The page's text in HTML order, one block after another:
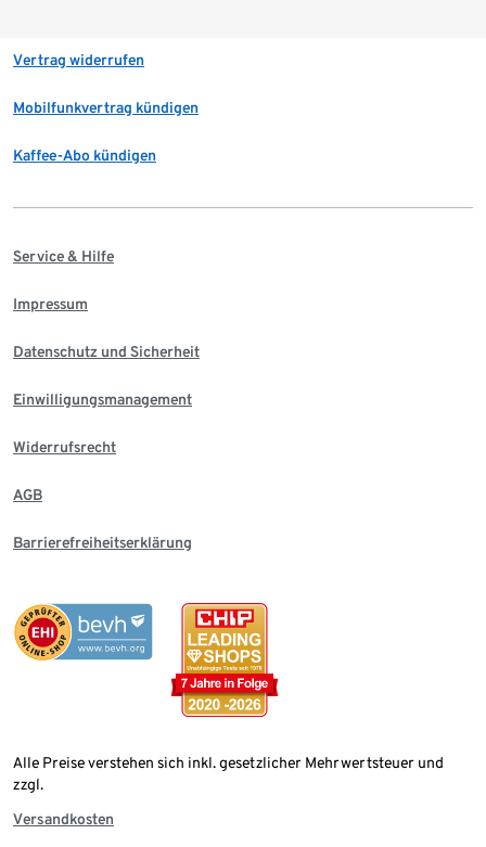
Vertrag widerrufen
Mobilfunkvertrag kündigen
Kaffee-Abo kündigen
Service & Hilfe
Impressum
Datenschutz und Sicherheit
Einwilligungsmanagement
Widerrufsrecht
AGB
Barrierefreiheitserklärung
Alle Preise verstehen sich inkl. gesetzlicher Mehrwertsteuer und
zzgl.
Versandkosten